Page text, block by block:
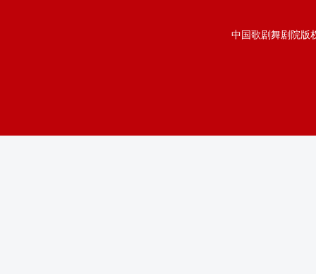
中国歌剧舞剧院版